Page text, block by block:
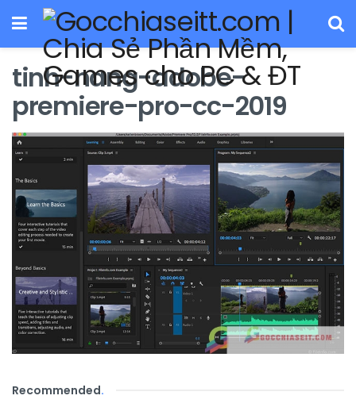
tinh-nang-adobe-
premiere-pro-cc-2019
Recommended.